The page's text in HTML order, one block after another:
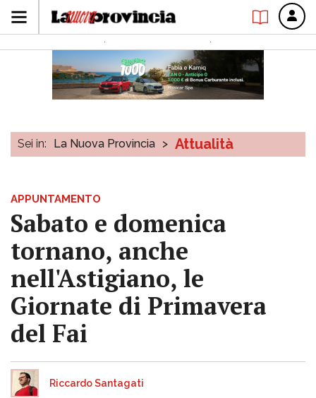
Sei in: La Nuova Provincia > Attualità
APPUNTAMENTO
Sabato e domenica
tornano, anche
nell'Astigiano, le
Giornate di Primavera
del Fai
Riccardo Santagati